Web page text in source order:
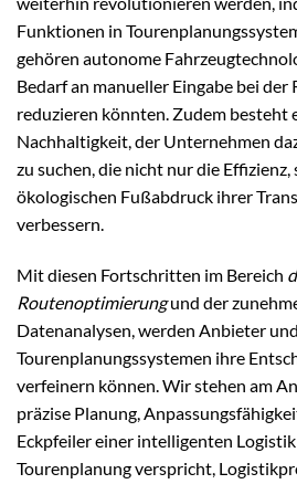
Funktionen in
gehören autonome
Bedarf an manueller Eingabe bei
reduzieren könnten. Zudem besteht
Nachhaltigkeit, der Unternehmen
zu suchen, die nicht nur die Effizienz,
ökologischen Fußabdruck ihrer
verbessern.
Mit diesen Fortschritten im Bereich
Routenoptimierungund der
Datenanalysen, werden Anbieter
Tourenplanungssystemen ihre
verfeinern können. Wir stehen am
präzise Planung,
Eckpfeiler einer intelligenten
Tourenplanung verspricht,